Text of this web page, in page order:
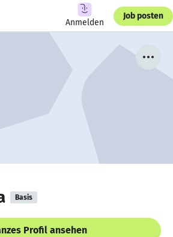
Anmelden
Job posten
Basis
Profil ansehen